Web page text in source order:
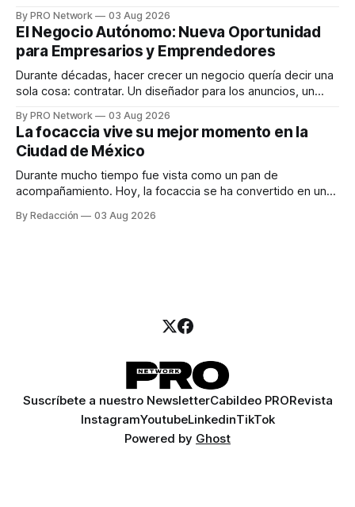
INTERIUS, el problema suele estar en otro lugar. Durante
una entrevista para el podcast SER PRO, el especialista en
marketing digital explicó que
By PRO Network 03 Aug 2026
El Negocio Autónomo: Nueva Oportunidad
para Empresarios y Emprendedores
Durante décadas, hacer crecer un negocio quería decir una
sola cosa: contratar. Un diseñador para los anuncios, un
para los textos, alguien que supiera de publicidad digital
para encontrar prospectos, un vendedor para atender
llamadas y mensajes, y —con suerte— una persona
By PRO Network 03 Aug 2026
La focaccia vive su mejor momento en la
Ciudad de México
Durante mucho tiempo fue vista como un pan de
acompañamiento. Hoy, la focaccia se ha convertido en uno
artesanal, ingredientes de calidad y experiencias que
By Redacción 03 Aug 2026
Suscríbete a nuestro NewsletterCabildeo PRORevista
InstagramYoutubeLinkedinTikTok
Powered by Ghost